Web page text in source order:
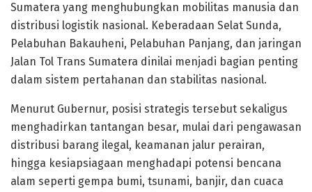
Sumatera yang menghubungkan mobilitas manusia dan
distribusi logistik nasional. Keberadaan Selat Sunda,
Pelabuhan Bakauheni, Pelabuhan Panjang, dan jaringan
Jalan Tol Trans Sumatera dinilai menjadi bagian penting
dalam sistem pertahanan dan stabilitas nasional.
Menurut Gubernur, posisi strategis tersebut sekaligus
menghadirkan tantangan besar, mulai dari pengawasan
distribusi barang ilegal, keamanan jalur perairan,
hingga kesiapsiagaan menghadapi potensi bencana
alam seperti gempa bumi, tsunami, banjir, dan cuaca